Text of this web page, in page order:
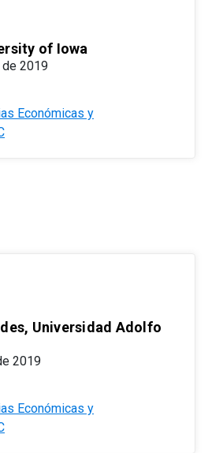
of Iowa
2019
Económicas y
Universidad Adolfo
2019
Económicas y